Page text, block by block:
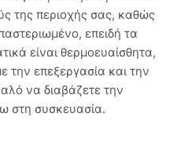
της περιοχής σας, καθώς
επειδή τα
είναι θερμοευαίσθητα,
την επεξεργασία και την
να διαβάζετε την
στη συσκευασία.